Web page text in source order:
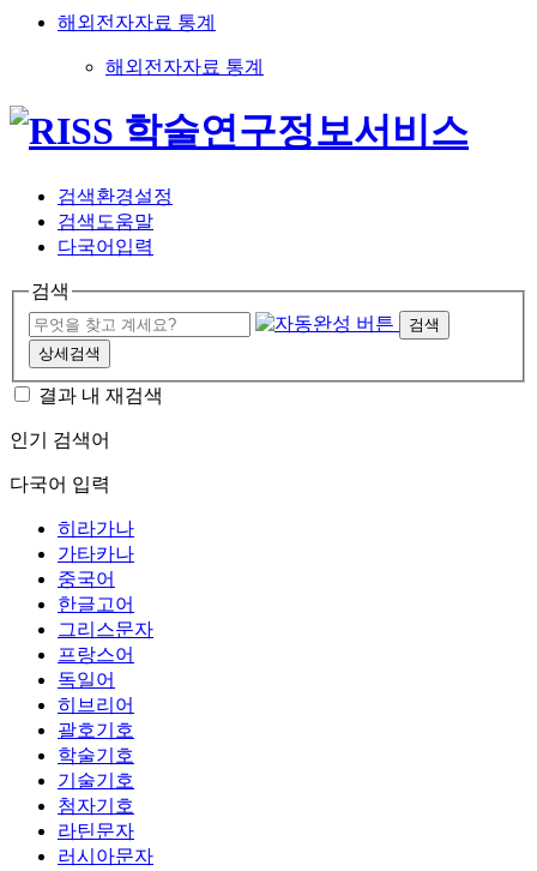
해외전자자료 통계
해외전자자료 통계
검색환경설정
검색도움말
다국어입력
검색
검색
상세검색
결과 내 재검색
인기 검색어
다국어 입력
히라가나
가타카나
중국어
한글고어
그리스문자
프랑스어
독일어
히브리어
괄호기호
학술기호
기술기호
첨자기호
라틴문자
러시아문자